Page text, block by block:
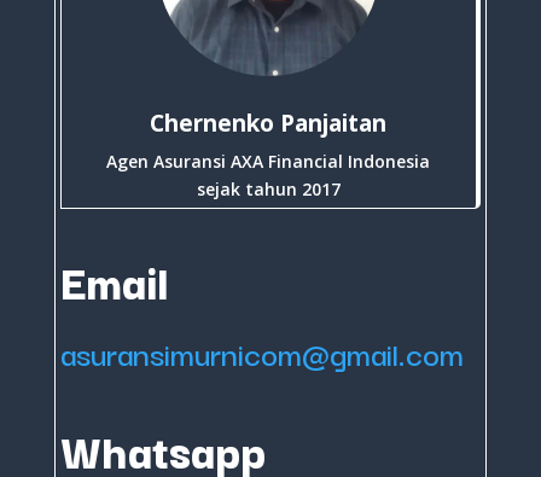
Chernenko Panjaitan
Agen Asuransi AXA Financial Indonesia
sejak tahun 2017
Email
asuransimurnicom@gmail.com
Whatsapp